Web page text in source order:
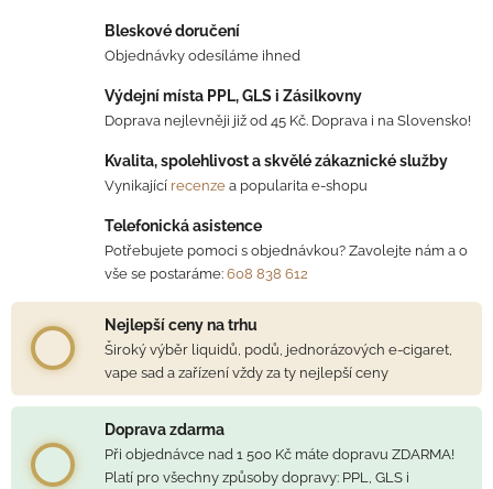
Bleskové doručení
Objednávky odesíláme ihned
Výdejní místa PPL, GLS i Zásilkovny
Doprava nejlevněji již od 45 Kč. Doprava i na Slovensko!
Kvalita, spolehlivost a skvělé zákaznické služby
Vynikající recenze a popularita e-shopu
Telefonická asistence
Potřebujete pomoci s objednávkou? Zavolejte nám a o
vše se postaráme: 608 838 612
Nejlepší ceny na trhu
Široký výběr liquidů, podů, jednorázových e-cigaret,
vape sad a zařízení vždy za ty nejlepší ceny
Doprava zdarma
Při objednávce nad 1 500 Kč máte dopravu ZDARMA!
Platí pro všechny způsoby dopravy: PPL, GLS i